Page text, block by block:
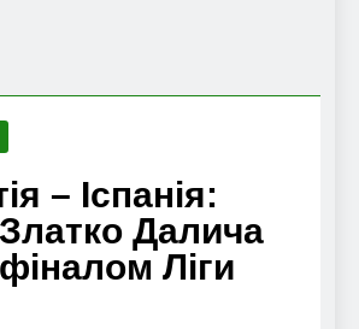
– Іспанія:
Далича
Ліги